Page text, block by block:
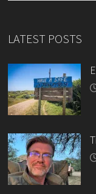
LATEST POSTS